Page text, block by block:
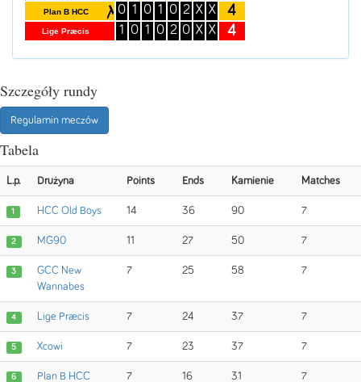
Plan B HCC
Lige Præcis
0
1
1
0
0
1
1
0
0
2
2
0
X
X
X
X
4
4
Szczegóły rundy
Regulamin meczów
Tabela
L.p. Drużyna Points Ends Kamienie Matches
1 HCC Old Boys 14 36 90 7
2 MG90 11 27 50 7
3
GCC New
Wannabes
7 25 58 7
4 Lige Præcis 7 24 37 7
5 Xcowi 7 23 37 7
6 Plan B HCC 7 16 31 7